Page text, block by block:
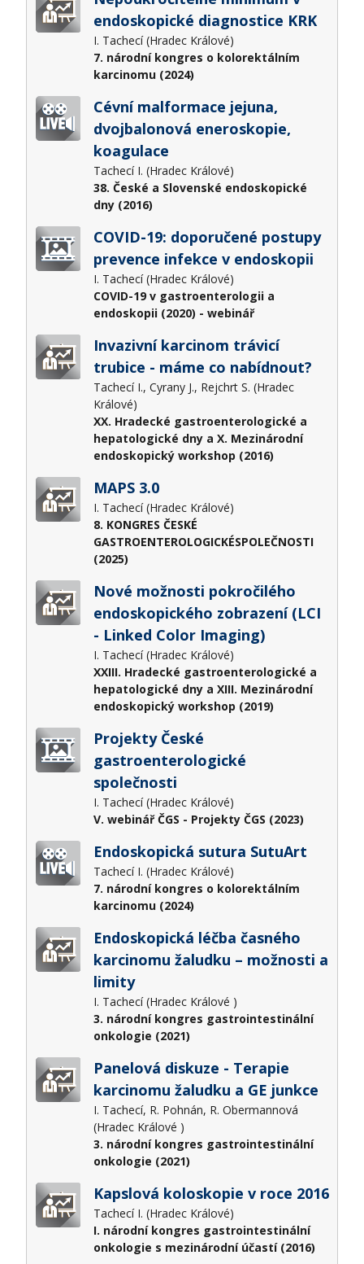
endoskopické diagnostice KRK
I. Tachecí (Hradec Králové)
7. národní kongres o kolorektálním
karcinomu (2024)
Cévní malformace jejuna,
dvojbalonová eneroskopie,
koagulace
Tachecí I. (Hradec Králové)
38. České a Slovenské endoskopické
dny (2016)
COVID-19: doporučené postupy
prevence infekce v endoskopii
I. Tachecí (Hradec Králové)
COVID-19 v gastroenterologii a
endoskopii (2020) - webinář
Invazivní karcinom trávicí
trubice - máme co nabídnout?
Tachecí I., Cyrany J., Rejchrt S. (Hradec
Králové)
XX. Hradecké gastroenterologické a
hepatologické dny a X. Mezinárodní
endoskopický workshop (2016)
MAPS 3.0
I. Tachecí (Hradec Králové)
8. KONGRES ČESKÉ
GASTROENTEROLOGICKÉSPOLEČNOSTI
(2025)
Nové možnosti pokročilého
endoskopického zobrazení (LCI
- Linked Color Imaging)
I. Tachecí (Hradec Králové)
XXIII. Hradecké gastroenterologické a
hepatologické dny a XIII. Mezinárodní
endoskopický workshop (2019)
Projekty České
gastroenterologické
společnosti
I. Tachecí (Hradec Králové)
V. webinář ČGS - Projekty ČGS (2023)
Endoskopická sutura SutuArt
Tachecí I. (Hradec Králové)
7. národní kongres o kolorektálním
karcinomu (2024)
Endoskopická léčba časného
karcinomu žaludku – možnosti a
limity
I. Tachecí (Hradec Králové )
3. národní kongres gastrointestinální
onkologie (2021)
Panelová diskuze - Terapie
karcinomu žaludku a GE junkce
I. Tachecí, R. Pohnán, R. Obermannová
(Hradec Králové )
3. národní kongres gastrointestinální
onkologie (2021)
Kapslová koloskopie v roce 2016
Tachecí I. (Hradec Králové)
I. národní kongres gastrointestinální
onkologie s mezinárodní účastí (2016)